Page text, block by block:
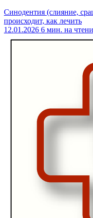
Синодентия (слияние,
происходит, как лечить
12.01.2026 6 мин. на